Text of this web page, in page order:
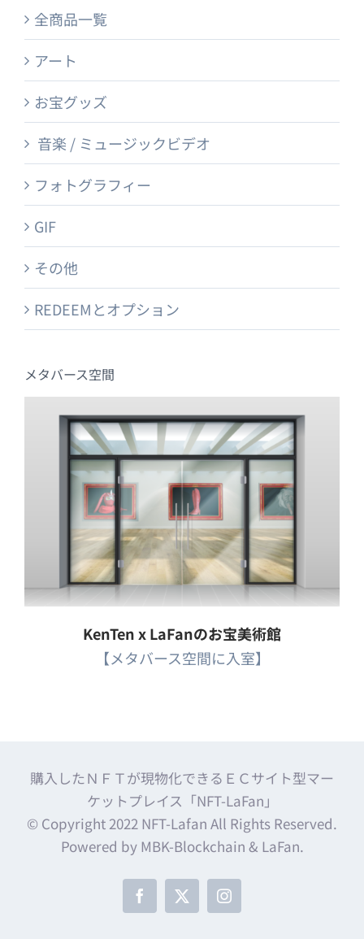
全商品一覧
アート
お宝グッズ
音楽 / ミュージックビデオ
フォトグラフィー
GIF
その他
REDEEMとオプション
メタバース空間
KenTen x LaFanのお宝美術館
【メタバース空間に入室】
購入したＮＦＴが現物化できるＥＣサイト型マー
ケットプレイス「NFT-LaFan」
© Copyright 2022 NFT-Lafan All Rights Reserved.
Powered by MBK-Blockchain & LaFan.